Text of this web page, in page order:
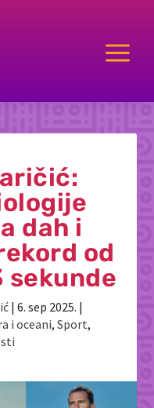
a
dah i
od
sekunde
| 6. sep 2025. |
i oceani, Sport,